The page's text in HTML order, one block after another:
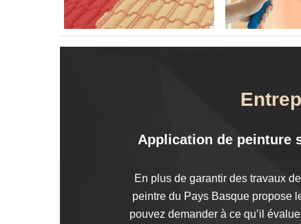
Application de peinture
En plus de garantir des travaux
peintre du Pays Basque propose
pouvez demander à ce qu’il